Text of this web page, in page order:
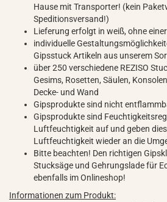
Hause mit Transporter! (kein
Speditionsversand!)
Lieferung erfolgt in weiß, ohne
individuelle
Gipsstuck Artikeln aus unserem
über 250 verschiedene REZISO
Gesims, Rosetten, Säulen,
Decke- und Wand
Gipsprodukte sind nicht
Gipsprodukte sind
Luftfeuchtigkeit auf und geben
Luftfeuchtigkeit wieder an die
Bitte beachten! Den richtigen
Stucksäge und Gehrungslade für
ebenfalls im Onlineshop!
Informationen zum Produkt: